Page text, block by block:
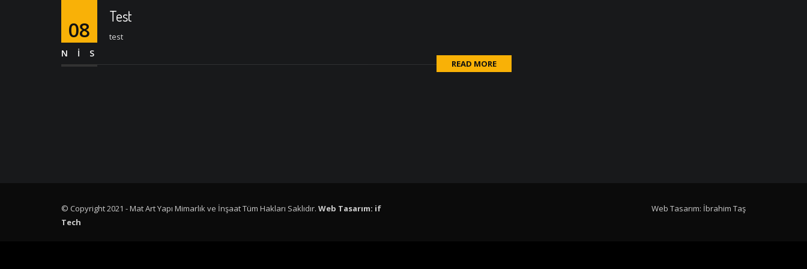
08
NIS
Test
test
READ MORE
© Copyright 2021 - Mat Art Yapı Mimarlık ve İnşaat Tüm Hakları Saklıdır. Web Tasarım: if
Tech
Web Tasarım: İbrahim Taş